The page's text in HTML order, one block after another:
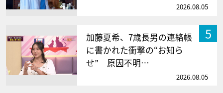
2026.08.05
5
加藤夏希、7歳長男の連絡帳
に書かれた衝撃の“お知ら
せ” 原因不明…
2026.08.05